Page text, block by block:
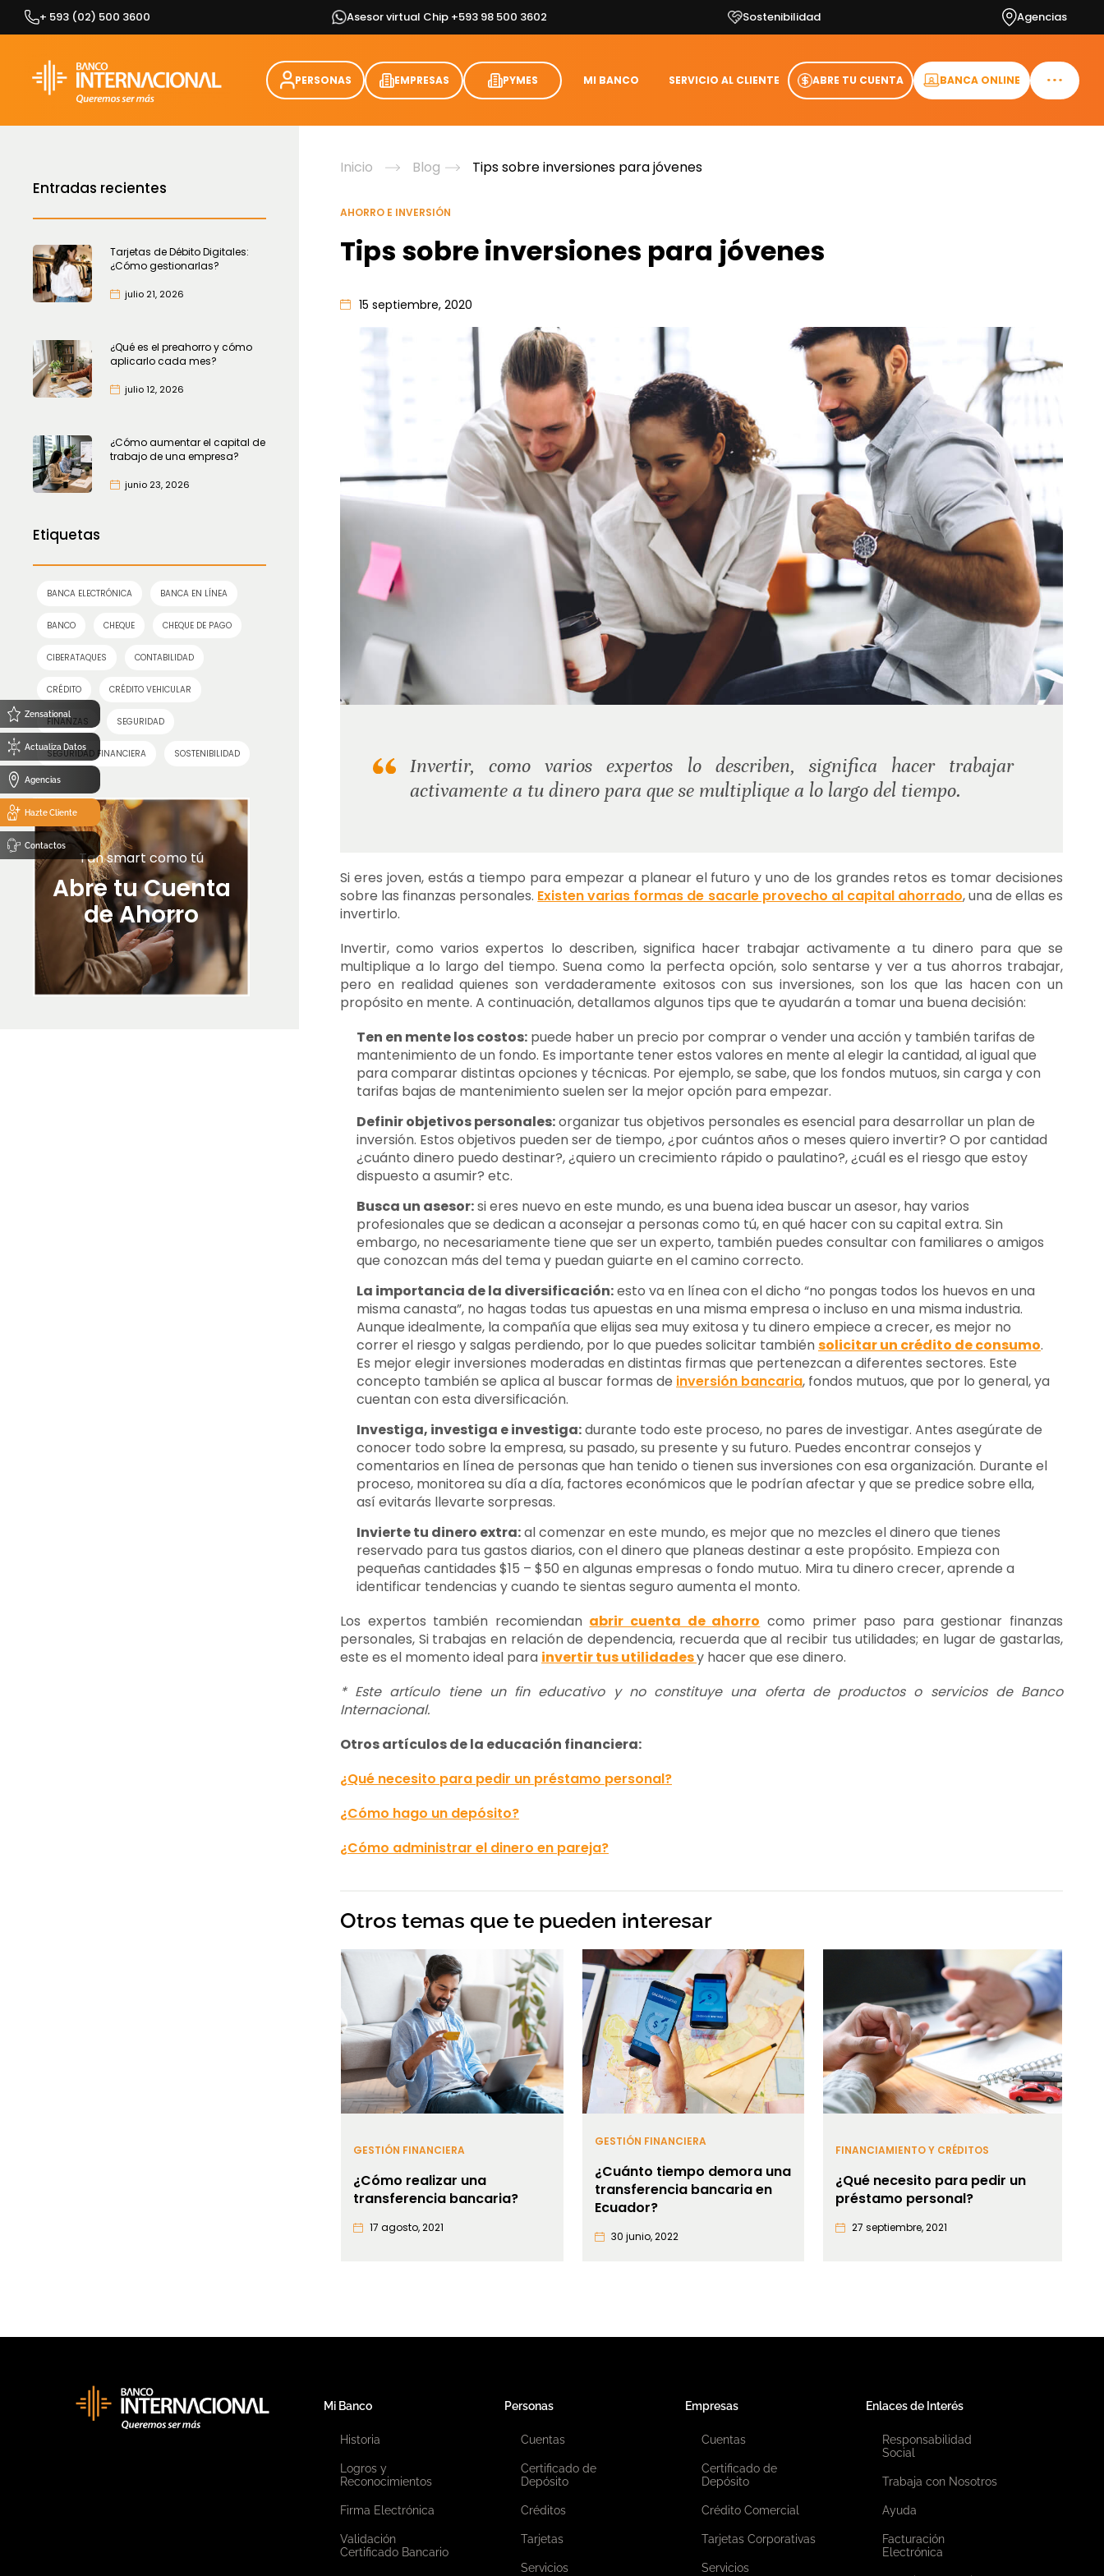
Zensational
Actualiza Datos
Agencias
Hazte Cliente
Contactos
Skip
+ 593 (02) 500 3600 Asesor virtual Chip +593 98 500 3602 Sostenibilidad Agencias
PERSONAS EMPRESAS PYMES MI BANCO SERVICIO AL CLIENTE ABRE TU CUENTA BANCA ONLINE
Entradas recientes
Tarjetas de Débito Digitales:
¿Cómo gestionarlas?
julio 21, 2026
¿Qué es el preahorro y cómo
aplicarlo cada mes?
julio 12, 2026
¿Cómo aumentar el capital de
trabajo de una empresa?
junio 23, 2026
Etiquetas
BANCA ELECTRÓNICA BANCA EN LÍNEA
BANCO CHEQUE CHEQUE DE PAGO
CIBERATAQUES CONTABILIDAD
CRÉDITO CRÉDITO VEHICULAR
FINANZAS SEGURIDAD
SEGURIDAD FINANCIERA SOSTENIBILIDAD
Tan smart como tú
Abre tu Cuenta
de Ahorro
Inicio Blog Tips sobre inversiones para jóvenes
AHORRO E INVERSIÓN
Tips sobre inversiones para jóvenes
15 septiembre, 2020
Invertir, como varios expertos lo describen, significa hacer trabajar
activamente a tu dinero para que se multiplique a lo largo del tiempo.
Si eres joven, estás a tiempo para empezar a planear el futuro y uno de los grandes retos es tomar decisiones
sobre las finanzas personales. Existen varias formas de sacarle provecho al capital ahorrado, una de ellas es
invertirlo.
Invertir, como varios expertos lo describen, significa hacer trabajar activamente a tu dinero para que se
multiplique a lo largo del tiempo. Suena como la perfecta opción, solo sentarse y ver a tus ahorros trabajar,
pero en realidad quienes son verdaderamente exitosos con sus inversiones, son los que las hacen con un
propósito en mente. A continuación, detallamos algunos tips que te ayudarán a tomar una buena decisión:
Ten en mente los costos: puede haber un precio por comprar o vender una acción y también tarifas de
mantenimiento de un fondo. Es importante tener estos valores en mente al elegir la cantidad, al igual que
para comparar distintas opciones y técnicas. Por ejemplo, se sabe, que los fondos mutuos, sin carga y con
tarifas bajas de mantenimiento suelen ser la mejor opción para empezar.
Definir objetivos personales:organizar tus objetivos personales es esencial para desarrollar un plan de
inversión. Estos objetivos pueden ser de tiempo, ¿por cuántos años o meses quiero invertir? O por cantidad
¿cuánto dinero puedo destinar?, ¿quiero un crecimiento rápido o paulatino?, ¿cuál es el riesgo que estoy
dispuesto a asumir? etc.
Busca un asesor:si eres nuevo en este mundo, es una buena idea buscar un asesor, hay varios
profesionales que se dedican a aconsejar a personas como tú, en qué hacer con su capital extra. Sin
embargo, no necesariamente tiene que ser un experto, también puedes consultar con familiares o amigos
que conozcan más del tema y puedan guiarte en el camino correcto.
La importancia de la diversificación:esto va en línea con el dicho “no pongas todos los huevos en una
misma canasta”, no hagas todas tus apuestas en una misma empresa o incluso en una misma industria.
Aunque idealmente, la compañía que elijas sea muy exitosa y tu dinero empiece a crecer, es mejor no
correr el riesgo y salgas perdiendo, por lo que puedes solicitar tambiénsolicitar un crédito de consumo.
Es mejor elegir inversiones moderadas en distintas firmas que pertenezcan a diferentes sectores. Este
concepto también se aplica al buscar formas de inversión bancaria, fondos mutuos, que por lo general, ya
cuentan con esta diversificación.
Investiga, investiga e investiga:durante todo este proceso, no pares de investigar. Antes asegúrate de
conocer todo sobre la empresa, su pasado, su presente y su futuro. Puedes encontrar consejos y
comentarios en línea de personas que han tenido o tienen sus inversiones con esa organización. Durante el
proceso, monitorea su día a día, factores económicos que le podrían afectar y que se predice sobre ella,
así evitarás llevarte sorpresas.
Invierte tu dinero extra:al comenzar en este mundo, es mejor que no mezcles el dinero que tienes
reservado para tus gastos diarios, con el dinero que planeas destinar a este propósito. Empieza con
pequeñas cantidades $15 – $50 en algunas empresas o fondo mutuo. Mira tu dinero crecer, aprende a
identificar tendencias y cuando te sientas seguro aumenta el monto.
Los expertos también recomiendan abrir cuenta de ahorro como primer paso para gestionar finanzas
personales, Si trabajas en relación de dependencia, recuerda que al recibir tus utilidades; en lugar de gastarlas,
este es el momento ideal para invertir tus utilidadesy hacer que ese dinero.
* Este artículo tiene un fin educativo y no constituye una oferta de productos o servicios de Banco
Internacional.
Otros artículos de la educación financiera:
¿Qué necesito para pedir un préstamo personal?
¿Cómo hago un depósito?
¿Cómo administrar el dinero en pareja?
Otros temas que te pueden interesar
GESTIÓN FINANCIERA
¿Cómo realizar una
transferencia bancaria?
17 agosto, 2021
GESTIÓN FINANCIERA
¿Cuánto tiempo demora una
transferencia bancaria en
Ecuador?
30 junio, 2022
FINANCIAMIENTO Y CRÉDITOS
¿Qué necesito para pedir un
préstamo personal?
27 septiembre, 2021
Mi Banco
Historia
Logros y
Reconocimientos
Firma Electrónica
Validación
Certificado Bancario
Personas
Cuentas
Certificado de
Depósito
Créditos
Tarjetas
Servicios
Empresas
Cuentas
Certificado de
Depósito
Crédito Comercial
Tarjetas Corporativas
Servicios
Enlaces de Interés
Responsabilidad
Social
Trabaja con Nosotros
Ayuda
Facturación
Electrónica